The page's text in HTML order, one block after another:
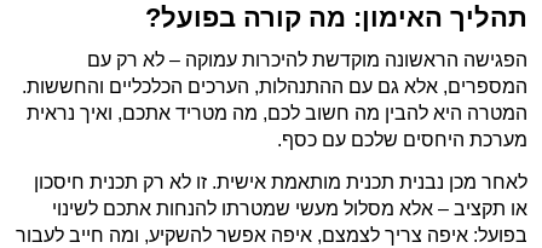
תהליך האימון: מה קורה בפועל?
הפגישה הראשונה מוקדשת להיכרות עמוקה – לא רק עם
המספרים, אלא גם עם ההתנהלות, הערכים הכלכליים והחששות.
המטרה היא להבין מה חשוב לכם, מה מטריד אתכם, ואיך נראית
מערכת היחסים שלכם עם כסף.
לאחר מכן נבנית תכנית מותאמת אישית. זו לא רק תכנית חיסכון
או תקציב – אלא מסלול מעשי שמטרתו להנחות אתכם לשינוי
בפועל: איפה צריך לצמצם, איפה אפשר להשקיע, ומה חייב לעבור